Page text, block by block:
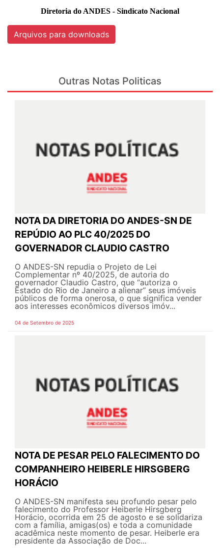
Diretoria do ANDES - Sindicato Nacional
Arquivos para downloads
Outras Notas Politicas
NOTA DA DIRETORIA DO ANDES-SN DE
REPÚDIO AO PLC 40/2025 DO
GOVERNADOR CLAUDIO CASTRO
O ANDES-SN repudia o Projeto de Lei
Complementar nº 40/2025, de autoria do
governador Claudio Castro, que “autoriza o
Estado do Rio de Janeiro a alienar” seus imóveis
públicos de forma onerosa, o que significa vender
aos interesses econômicos diversos imóv...
04 de Setembro de 2025
NOTA DE PESAR PELO FALECIMENTO DO
COMPANHEIRO HEIBERLE HIRSGBERG
HORÁCIO
O ANDES-SN manifesta seu profundo pesar pelo
falecimento do Professor Heiberle Hirsgberg
Horácio, ocorrida em 25 de agosto e se solidariza
com a família, amigas(os) e toda a comunidade
acadêmica neste momento de pesar. Heiberle era
presidente da Associação de Doc...